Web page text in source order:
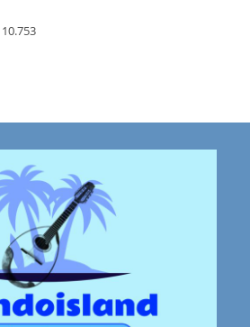
10.753